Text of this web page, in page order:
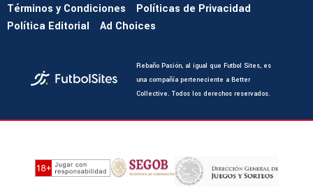
Términos y Condiciones
Políticas de Privacidad
Política Editorial
Ad Choices
Rebaño Pasión, al igual que Futbol Sites, es
una compañía perteneciente a Better
Collective. Todos los derechos reservados.